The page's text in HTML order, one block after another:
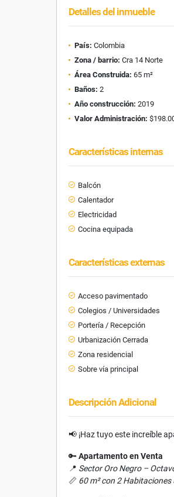
Detalles del inmueble
País: Colombia
Zona / barrio: Cra 14 Norte
Área Construida: 65 m²
Baños: 2
Año construcción: 2019
Valor Administración:
Características internas
Balcón
Calentador
Electricidad
Cocina equipada
Características externas
Acceso pavimentado
Colegios / Universidades
Portería / Recepción
Urbanización Cerrada
Zona residencial
Sobre vía principal
Descripción Adicional
📢 ¡Haz tuyo este increíble
🔑Apartamento en Venta
📍 Sector Oro Negro –
📏 60 m² con 2